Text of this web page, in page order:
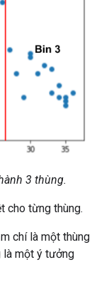
3 thùng.
cho từng thùng.
chí là một thùng
là một ý tưởng